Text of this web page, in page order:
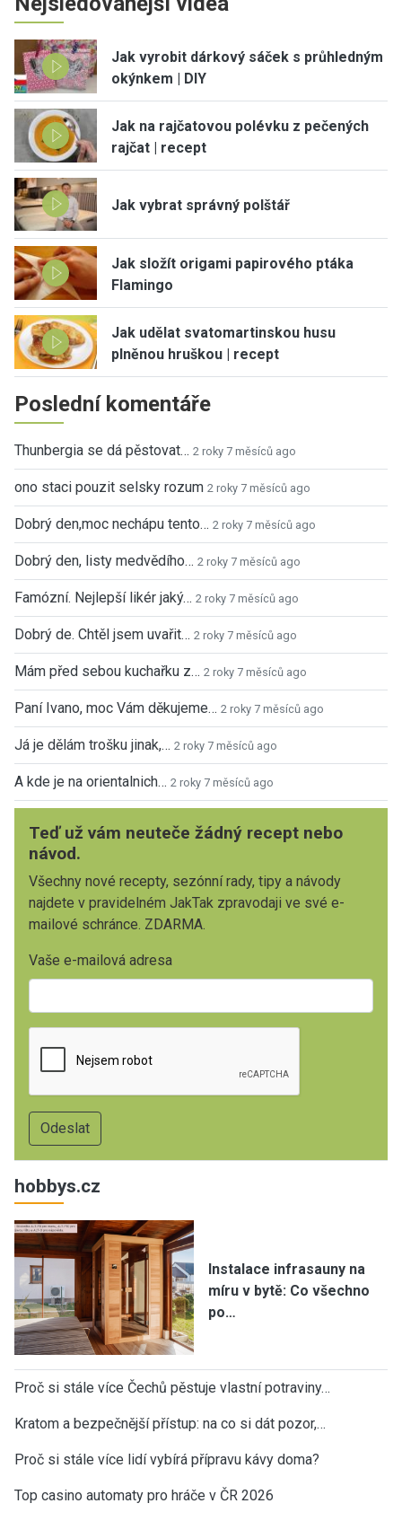
Jak vyrobit dárkový sáček s průhledným
okýnkem | DIY
Jak na rajčatovou polévku z pečených
rajčat | recept
Jak vybrat správný polštář
Jak složít origami papirového ptáka
Flamingo
Jak udělat svatomartinskou husu
plněnou hruškou | recept
Poslední komentáře
Thunbergia se dá pěstovat… 2 roky 7 měsíců ago
ono staci pouzit selsky rozum 2 roky 7 měsíců ago
Dobrý den,moc nechápu tento… 2 roky 7 měsíců ago
Dobrý den, listy medvědího… 2 roky 7 měsíců ago
Famózní. Nejlepší likér jaký… 2 roky 7 měsíců ago
Dobrý de. Chtěl jsem uvařit… 2 roky 7 měsíců ago
Mám před sebou kuchařku z… 2 roky 7 měsíců ago
Paní Ivano, moc Vám děkujeme… 2 roky 7 měsíců ago
Já je dělám trošku jinak,… 2 roky 7 měsíců ago
A kde je na orientalnich… 2 roky 7 měsíců ago
Teď už vám neuteče žádný recept nebo
návod.
Všechny nové recepty, sezónní rady, tipy a návody
najdete v pravidelném JakTak zpravodaji ve své e-
mailové schránce. ZDARMA.
Vaše e-mailová adresa
hobbys.cz
Instalace infrasauny na
míru v bytě: Co všechno
po…
Proč si stále více Čechů pěstuje vlastní potraviny…
Kratom a bezpečnější přístup: na co si dát pozor,…
Proč si stále více lidí vybírá přípravu kávy doma?
Top casino automaty pro hráče v ČR 2026